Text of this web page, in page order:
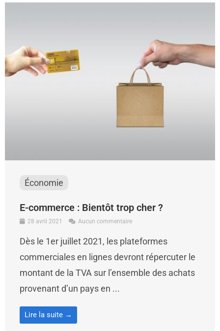
Économie
E-commerce : Bientôt trop cher ?
28 avril 2021 Aucun commentaire
Dès le 1er juillet 2021, les plateformes
commerciales en lignes devront répercuter le
montant de la TVA sur l’ensemble des achats
provenant d’un pays en ...
Lire la suite →